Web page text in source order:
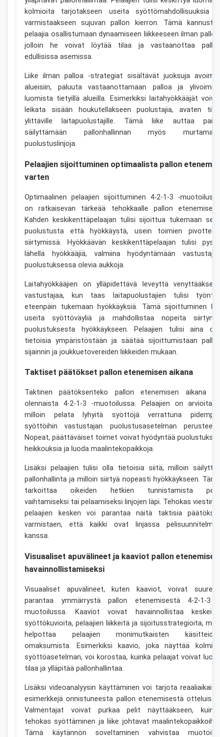
kolmioita tarjotakseen useita syöttömahdollisuuksia
varmistaakseen sujuvan pallon kierron. Tämä
pelaajia osallistumaan dynaamiseen liikkeeseen ilman
jolloin he voivat löytää tilaa ja vastaanottaa
edullisissa asemissa.
Liike ilman palloa -strategiat sisältävät juoksuja
alueisiin, paluuta vastaanottamaan palloa ja
luomista tietyillä alueilla. Esimerkiksi laitahyökkääjät
leikata sisään houkutellakseen puolustajia, avaten
ylittäville laitapuolustajille. Tämä liike auttaa
säilyttämään pallonhallinnan myös
puolustuslinjoja.
Pelaajien sijoittuminen optimaalista pallon
varten
Optimaalinen pelaajien sijoittuminen 4-2-1-3 -
on ratkaisevan tärkeää tehokkaalle pallon
Kahden keskikenttäpelaajan tulisi sijoittua tukemaan
puolustusta että hyökkäystä, usein toimien
siirtymissä. Hyökkäävän keskikenttäpelaajan tulisi
lähellä hyökkääjiä, valmiina hyödyntämään
puolustuksessa olevia aukkoja.
Laitahyökkääjien on ylläpidettävä leveyttä
vastustajaa, kun taas laitapuolustajien tulisi
eteenpäin tukemaan hyökkäyksiä. Tämä sijoittuminen
useita syöttöväyliä ja mahdollistaa nopeita
puolustuksesta hyökkäykseen. Pelaajien tulisi aina
tietoisia ympäristöstään ja säätää sijoittumistaan
sijainnin ja joukkuetovereiden liikkeiden mukaan.
Taktiset päätökset pallon etenemisen aikana
Taktinen päätöksenteko pallon etenemisen aikana
olennaista 4-2-1-3 -muotoilussa. Pelaajien on
milloin pelata lyhyitä syöttöjä verrattuna
syöttöihin vastustajan puolustusasetelman
Nopeat, päättäväiset toimet voivat hyödyntää
heikkouksia ja luoda maalintekopaikkoja.
Lisäksi pelaajien tulisi olla tietoisia siitä, milloin
pallonhallinta ja milloin siirtyä nopeasti hyökkäykseen.
tarkoittaa oikeiden hetkien tunnistamista
vaihtamiseksi tai pelaamiseksi linjojen läpi. Tehokas
pelaajien kesken voi parantaa näitä taktisia
varmistaen, että kaikki ovat linjassa
kanssa.
Visuaaliset apuvälineet ja kaaviot pallon etenemisen
havainnollistamiseksi
Visuaaliset apuvälineet, kuten kaaviot, voivat
parantaa ymmärrystä pallon etenemisestä 4-2-1-3
muotoilussa. Kaaviot voivat havainnollistaa
syöttökuvioita, pelaajien liikkeitä ja sijoitusstrategioita,
helpottaa pelaajien monimutkaisten
omaksumista. Esimerkiksi kaavio, joka näyttää
syöttöasetelman, voi korostaa, kuinka pelaajat voivat
tilaa ja ylläpitää pallonhallintaa.
Lisäksi videoanalyysin käyttäminen voi tarjota
esimerkkejä onnistuneesta pallon etenemisestä
Valmentajat voivat purkaa pelit näyttääkseen,
tehokas syöttäminen ja liike johtavat
Tämä käytännön soveltaminen vahvistaa